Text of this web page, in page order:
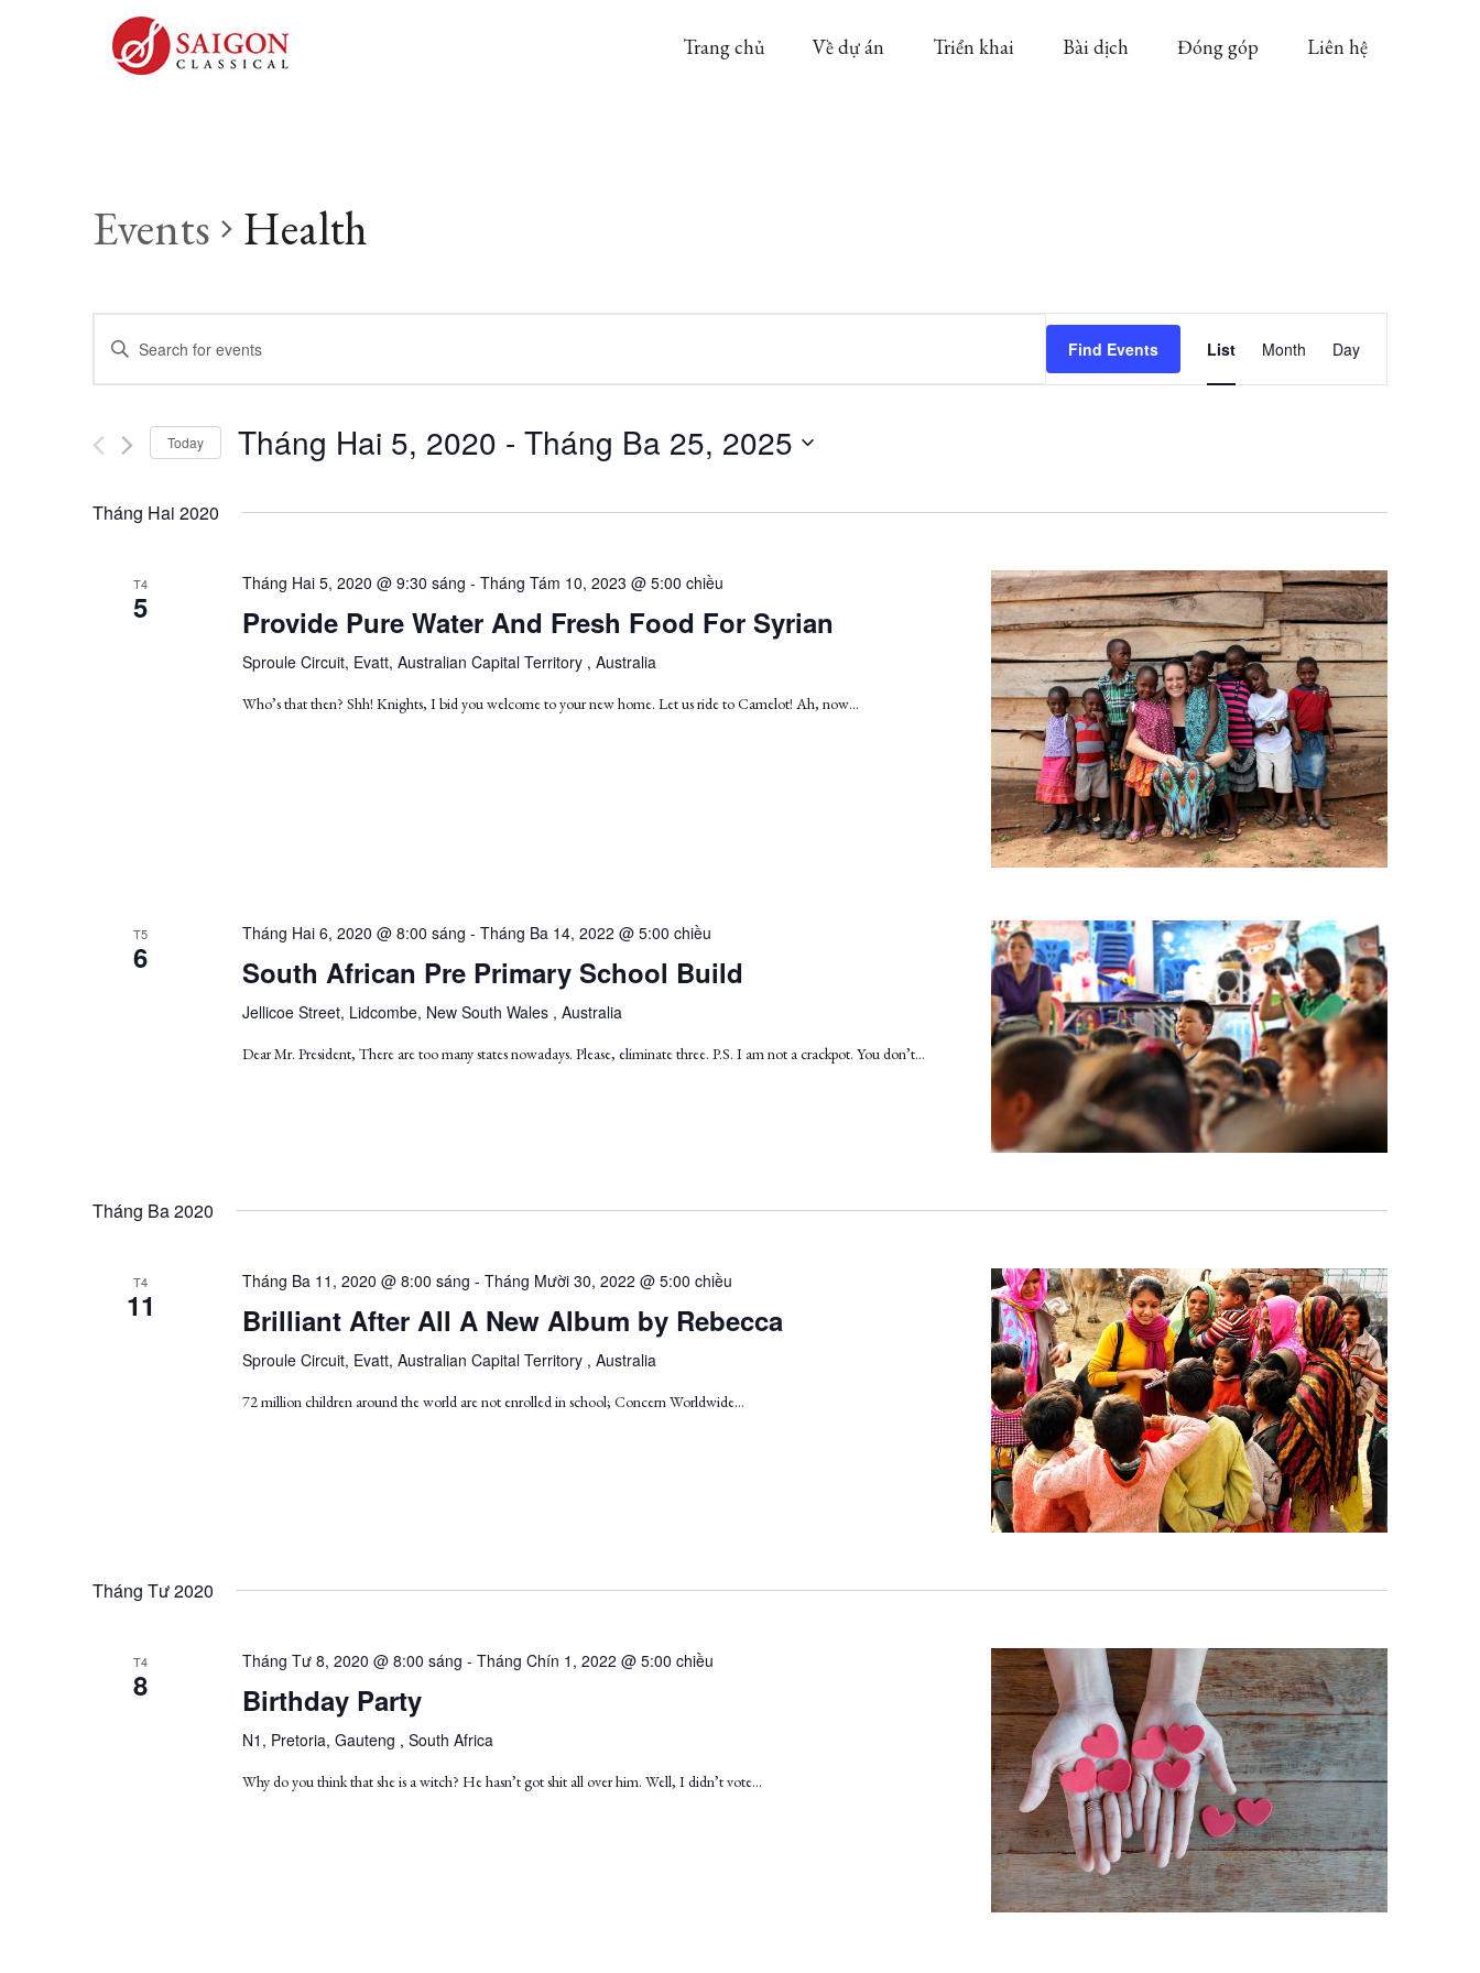
Trang chủ Về dự án Triển khai Bài dịch Đóng góp Liên hệ
Events Health
Events
Search
and
Views
Navigation
Enter
for
by
Find Events
Event
Views
List Month Day
Today Tháng Hai 5, 2020 - Tháng Ba 25, 2025
date.
Tháng Hai 2020
T4
5
Tháng Hai 5, 2020 @ 9:30 sáng - Tháng Tám 10, 2023 @ 5:00 chiều
Provide Pure Water And Fresh Food For Syrian
Sproule Circuit, Evatt, Australian Capital Territory , Australia
Who’s that then? Shh! Knights, I bid you welcome to your new home. Let us ride to Camelot! Ah, now…
T5
6
Tháng Hai 6, 2020 @ 8:00 sáng - Tháng Ba 14, 2022 @ 5:00 chiều
South African Pre Primary School Build
Jellicoe Street, Lidcombe, New South Wales , Australia
Dear Mr. President, There are too many states nowadays. Please, eliminate three. P.S. I am not a crackpot. You don’t…
Tháng Ba 2020
T4
11
Tháng Ba 11, 2020 @ 8:00 sáng - Tháng Mười 30, 2022 @ 5:00 chiều
Brilliant After All A New Album by Rebecca
Sproule Circuit, Evatt, Australian Capital Territory , Australia
72 million children around the world are not enrolled in school; Concern Worldwide...
Tháng Tư 2020
T4
8
Tháng Tư 8, 2020 @ 8:00 sáng - Tháng Chín 1, 2022 @ 5:00 chiều
Birthday Party
N1, Pretoria, Gauteng , South Africa
Why do you think that she is a witch? He hasn’t got shit all over him. Well, I didn’t vote…